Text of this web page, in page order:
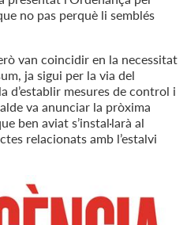
no pas perquè li semblés
van coincidir en la necessitat
ja sigui per la via del
d’establir mesures de control i
va anunciar la pròxima
ben aviat s’instal·larà al
relacionats amb l’estalvi